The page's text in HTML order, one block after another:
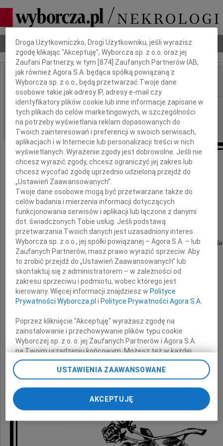
Nekrologi Odeszli Poradnik pogrzebowy
IMIĘ I NAZWISKO:
REGION: Białystok
DATA EMISJI: 12.06.2009
Pani Dyrektor
Bożennie Romatowskiej
wyrazy głębokiego żalu i szczerego współczucia
z powodu śmierci
Mamy
składają
pracownicy i dyrekcja
Narodowego Instytutu Leków
Dbamy o Twoją prywatność
Droga Użytkowniczko, Drogi Użytkowniku, jeśli wyrazisz
zgodę klikając "Akceptuję", Wyborcza sp. z o.o. oraz jej
Zaufani Partnerzy, w tym [874 ] Zaufanych Partnerów IAB,
jak również Agora S.A. będąca spółką powiązaną z
Wyborcza sp. z o.o., będą przetwarzać Twoje dane
osobowe takie jak adresy IP, adresy e-mail czy
identyfikatory plików cookie lub inne informacje zapisane w
tych plikach do celów marketingowych, w szczególności
na potrzeby wyświetlania reklam dopasowanych do
Twoich zainteresowań i preferencji w swoich serwisach,
aplikacjach i w Internecie lub personalizacji treści w nich
wyświetlanych. Wyrażenie zgody jest dobrowolne. Jeśli nie
chcesz wyrazić zgody, chcesz ograniczyć jej zakres lub
chcesz wycofać zgodę uprzednio udzieloną przejdź do
„Ustawień Zaawansowanych”.
Twoje dane osobowe mogą być przetwarzane także do
celów badania i mierzenia informacji dotyczących
funkcjonowania serwisów i aplikacji lub łączone z danymi
dot. świadczonych Tobie usług. Jeśli podstawą
przetwarzania Twoich danych jest uzasadniony interes
Wyborcza sp. z o.o., jej spółki powiązanej – Agora S.A. – lub
Zaufanych Partnerów, masz prawo wyrazić sprzeciw. Aby
to zrobić przejdź do „Ustawień Zaawansowanych” lub
skontaktuj się z administratorem – w zależności od
zakresu sprzeciwu i podmiotu, wobec którego jest
kierowany. Więcej informacji znajdziesz w Polityce
Prywatności Wyborcza.pl i Polityce Prywatności Agora S.A.
Poprzez kliknięcie "Akceptuję" wyrażasz zgodę na
zainstalowanie i przechowywanie plików typu cookie
Wyborczej sp. z o. o. jej Zaufanych Partnerów i Agora S.A.
na Twoim urządzeniu końcowym. Możesz też w każdej
chwili zmienić swoje preferencje dot. plików cookie,
ponownie wywołując narzędzie do zarządzania Twoimi
preferencjami dot. przetwarzania danych poprzez
odnośnik „Ustawienia prywatności” w stopce serwisu i
przechodząc do sekcji „Ustawienia zaawansowane”.
Zmiana ustawień plików cookie możliwa jest także za
pomocą ustawień przeglądarki.
My, nasi Zaufani Partnerzy i Agora S.A. możemy
USTAWIENIA ZAAWANSOWANE
AKCEPTUJĘ